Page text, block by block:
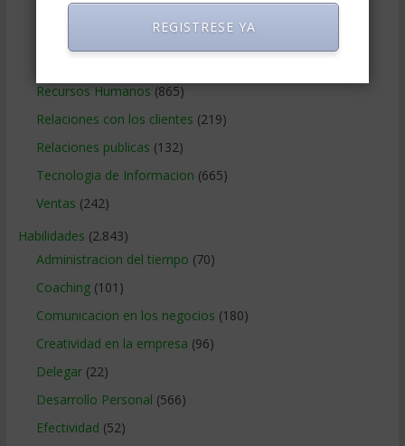
Negocios Online(1.405)
Operaciones y Logística(172)
Recursos Humanos (865)
Relaciones con los clientes (219)
Relaciones publicas (132)
Tecnologia de Informacion (665)
Ventas (242)
Habilidades (2.843)
Administracion del tiempo (70)
Coaching(101)
Comunicacion en los negocios (180)
Creatividad en la empresa (96)
Delegar(22)
Desarrollo Personal (566)
Efectividad (52)
REGISTRESE YA